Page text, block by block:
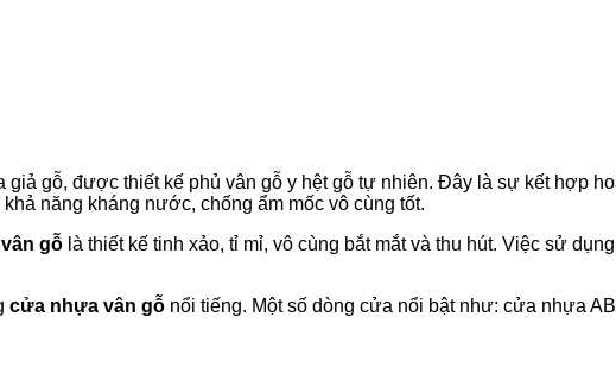
giả gỗ, được thiết kế phủ vân gỗ y hệt gỗ tự nhiên. Đây là sự kết hợp
năng kháng nước, chống ẩm mốc vô cùng tốt.
gỗ là thiết kế tinh xảo, tỉ mỉ, vô cùng bắt mắt và thu hút. Việc sử
cửa nhựa vân gỗ nổi tiếng. Một số dòng cửa nổi bật như: cửa nhựa